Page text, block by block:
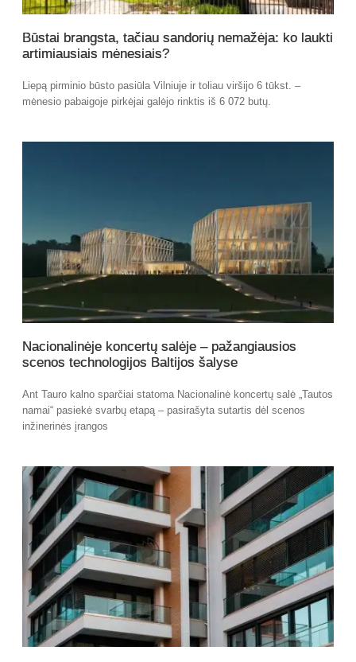
Būstai brangsta, tačiau sandorių nemažėja: ko laukti
artimiausiais mėnesiais?
Liepą pirminio būsto pasiūla Vilniuje ir toliau viršijo 6 tūkst. –
mėnesio pabaigoje pirkėjai galėjo rinktis iš 6 072 butų.
Nacionalinėje koncertų salėje – pažangiausios
scenos technologijos Baltijos šalyse
Ant Tauro kalno sparčiai statoma Nacionalinė koncertų salė „Tautos
namai“ pasiekė svarbų etapą – pasirašyta sutartis dėl scenos
inžinerinės įrangos